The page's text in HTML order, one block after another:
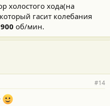
холостого хода(на
гасит колебания
об/мин.
#14